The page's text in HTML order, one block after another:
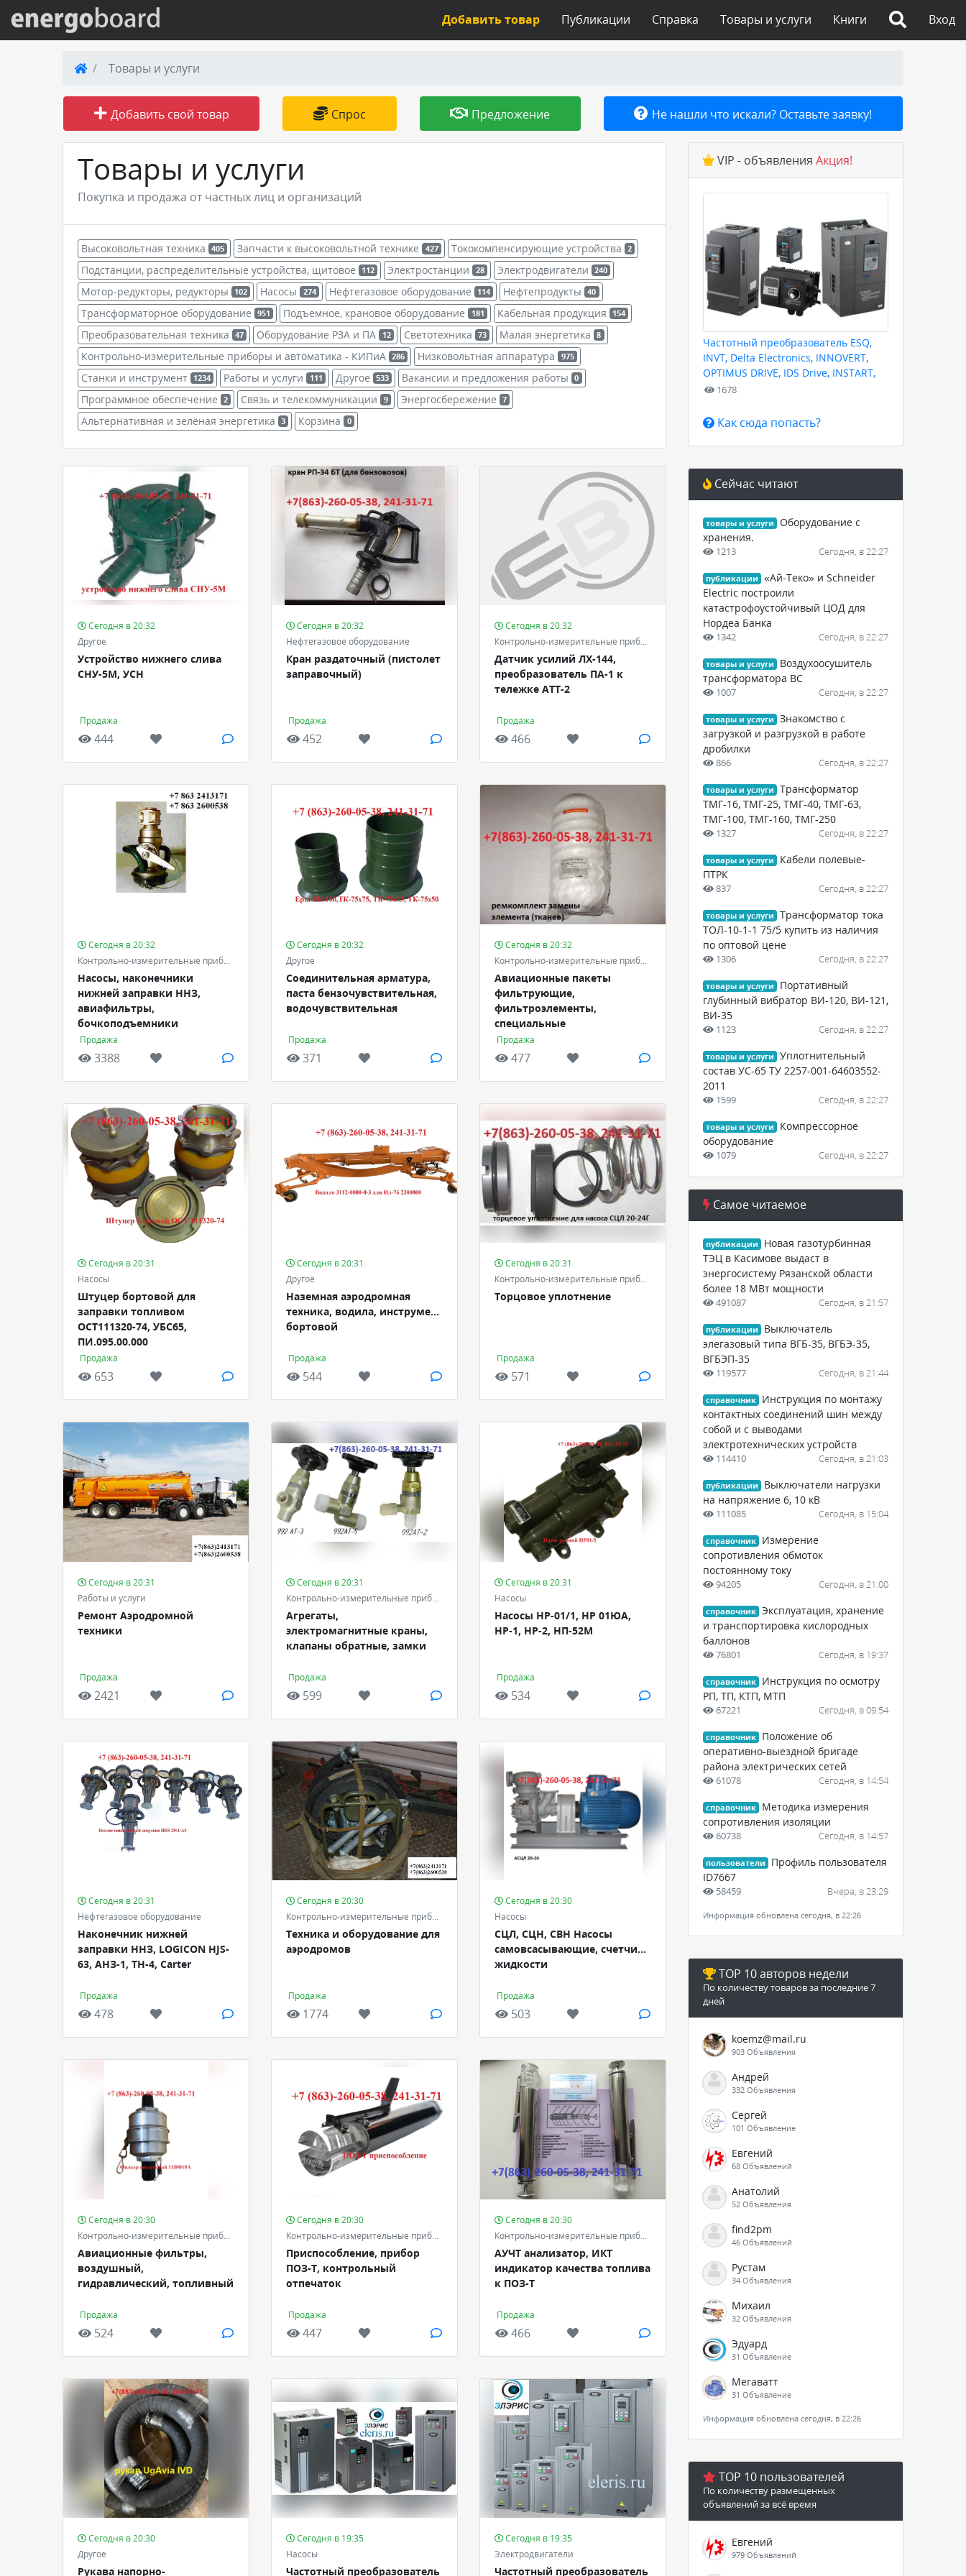
Вход на сайт
Поиск по сайту
Публикации
Справка
Товары и услуги
Добавить товар или услугу
Вход
Книги
Товары и услуги
Справка
Публикации
Добавить товар
Товары и услуги
Добавить свой товар Спрос Предложение Не нашли что искали? Оставьте заявку!
Товары и услуги
Покупка и продажа от частных лиц и организаций
Высоковольтная техника 405 Запчасти к высоковольтной технике 427 Тококомпенсирующие устройства 2
Подстанции, распределительные устройства, щитовое 112 Электростанции 28 Электродвигатели 240
Мотор-редукторы, редукторы 102 Насосы 274 Нефтегазовое оборудование 114 Нефтепродукты 40
Трансформаторное оборудование 951 Подъемное, крановое оборудование 181 Кабельная продукция 154
Преобразовательная техника 47 Оборудование РЗА и ПА 12 Светотехника 73 Малая энергетика 8
Контрольно-измерительные приборы и автоматика - КИПиА 286 Низковольтная аппаратура 975
Станки и инструмент 1234 Работы и услуги 111 Другое 533 Вакансии и предложения работы 0
Программное обеспечение 2 Связь и телекоммуникации 9 Энергосбережение 7
Альтернативная и зелёная энергетика 3 Корзина 0
Сегодня в 20:32
Другое
Устройство нижнего слива
СНУ-5М, УСН
Продажа
444
Сегодня в 20:32
Нефтегазовое оборудование
Кран раздаточный (пистолет
заправочный)
Продажа
452
Сегодня в 20:32
Контрольно-измерительные приборы и автоматика - КИПиА
Датчик усилий ЛХ-144,
преобразователь ПА-1 к
тележке АТТ-2
Продажа
466
Сегодня в 20:32
Контрольно-измерительные приборы и автоматика - КИПиА
Насосы, наконечники
нижней заправки ННЗ,
авиафильтры,
бочкоподъемники
Продажа
3388
Сегодня в 20:32
Другое
Соединительная арматура,
паста бензочувствительная,
водочувствительная
Продажа
371
Сегодня в 20:32
Контрольно-измерительные приборы и автоматика - КИПиА
Авиационные пакеты
фильтрующие,
фильтроэлементы,
специальные
Продажа
477
Сегодня в 20:31
Насосы
Штуцер бортовой для
заправки топливом
ОСТ111320-74, УБС65,
ПИ.095.00.000
Продажа
653
Сегодня в 20:31
Другое
Наземная аэродромная
техника, водила, инструмент
бортовой
Продажа
544
Сегодня в 20:31
Контрольно-измерительные приборы и автоматика - КИПиА
Торцовое уплотнение
Продажа
571
Сегодня в 20:31
Работы и услуги
Ремонт Аэродромной
техники
Продажа
2421
Сегодня в 20:31
Контрольно-измерительные приборы и автоматика - КИПиА
Агрегаты,
электромагнитные краны,
клапаны обратные, замки
Продажа
599
Сегодня в 20:31
Насосы
Насосы НР-01/1, НР 01ЮА,
НР-1, НР-2, НП-52М
Продажа
534
Сегодня в 20:31
Нефтегазовое оборудование
Наконечник нижней
заправки ННЗ, LOGICON HJS-
63, АНЗ-1, ТН-4, Carter
Продажа
478
Сегодня в 20:30
Контрольно-измерительные приборы и автоматика - КИПиА
Техника и оборудование для
аэродромов
Продажа
1774
Сегодня в 20:30
Насосы
СЦЛ, СЦН, СВН Насосы
самовсасывающие, счетчики
жидкости
Продажа
503
Сегодня в 20:30
Контрольно-измерительные приборы и автоматика - КИПиА
Авиационные фильтры,
воздушный,
гидравлический, топливный
Продажа
524
Сегодня в 20:30
Контрольно-измерительные приборы и автоматика - КИПиА
Приспособление, прибор
ПОЗ-Т, контрольный
отпечаток
Продажа
447
Сегодня в 20:30
Контрольно-измерительные приборы и автоматика - КИПиА
АУЧТ анализатор, ИКТ
индикатор качества топлива
к ПОЗ-Т
Продажа
466
Сегодня в 20:30
Другое
Рукава напорно-
Сегодня в 19:35
Насосы
Частотный преобразователь
Сегодня в 19:35
Электродвигатели
Частотный преобразователь
VIP - объявления Акция!
Частотный преобразователь ESQ,
INVT, Delta Electronics, INNOVERT,
OPTIMUS DRIVE, IDS Drive, INSTART,
HYUNDAI для любых задач
1678
Как сюда попасть?
Сейчас читают
товары и услуги
Оборудование с
хранения.
1213 Сегодня, в 22:27
публикации
«Ай-Теко» и Schneider
Electric построили
катастрофоустойчивый ЦОД для
Нордеа Банка
1342 Сегодня, в 22:27
товары и услуги
Воздухоосушитель
трансформатора ВС
1007 Сегодня, в 22:27
товары и услуги
Знакомство с
загрузкой и разгрузкой в работе
дробилки
866 Сегодня, в 22:27
товары и услуги
Трансформатор
ТМГ-16, ТМГ-25, ТМГ-40, ТМГ-63,
ТМГ-100, ТМГ-160, ТМГ-250
1327 Сегодня, в 22:27
товары и услуги
Кабели полевые-
ПТРК
837 Сегодня, в 22:27
товары и услуги
Трансформатор тока
ТОЛ-10-1-1 75/5 купить из наличия
по оптовой цене
1306 Сегодня, в 22:27
товары и услуги
Портативный
глубинный вибратор ВИ-120, ВИ-121,
ВИ-35
1123 Сегодня, в 22:27
товары и услуги
Уплотнительный
состав УС-65 ТУ 2257-001-64603552-
2011
1599 Сегодня, в 22:27
товары и услуги
Компрессорное
оборудование
1079 Сегодня, в 22:27
Самое читаемое
публикации
Новая газотурбинная
ТЭЦ в Касимове выдаст в
энергосистему Рязанской области
более 18 МВт мощности
491087 Сегодня, в 21:57
публикации
Выключатель
элегазовый типа ВГБ-35, ВГБЭ-35,
ВГБЭП-35
119577 Сегодня, в 21:44
справочник
Инструкция по монтажу
контактных соединений шин между
собой и с выводами
электротехнических устройств
114410 Сегодня, в 21:03
публикации
Выключатели нагрузки
на напряжение 6, 10 кВ
111085 Сегодня, в 15:04
справочник
Измерение
сопротивления обмоток
постоянному току
94205 Сегодня, в 21:00
справочник Эксплуатация, хранение
и транспортировка кислородных
баллонов
76801 Сегодня, в 19:37
справочник
Инструкция по осмотру
РП, ТП, КТП, МТП
67221 Сегодня, в 09:54
справочник
Положение об
оперативно-выездной бригаде
района электрических сетей
61078 Сегодня, в 14:54
справочник
Методика измерения
сопротивления изоляции
60738 Сегодня, в 14:57
пользователи
Профиль пользователя
ID7667
58459 Вчера, в 23:29
Информация обновлена сегодня, в 22:26
TOP 10 авторов недели
По количеству товаров за последние 7
дней
koemz@mail.ru
903 Объявления
Андрей
332 Объявления
Сергей
101 Объявление
Евгений
68 Объявлений
Анатолий
52 Объявления
find2pm
46 Объявлений
Рустам
34 Объявления
Михаил
32 Объявления
Эдуард
31 Объявление
Мегаватт
31 Объявление
Информация обновлена сегодня, в 22:26
TOP 10 пользователей
По количеству размещенных
объявлений за всё время
Евгений
979 Объявлений